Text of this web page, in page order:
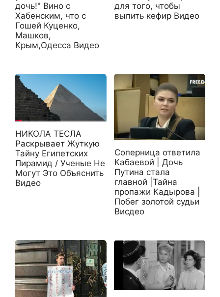
дочь!" Вино с
Хабенским, что с
Гошей Куценко,
Машков,
Крым,Одесса Видео
для того, чтобы
выпить кефир Видео
НИКОЛА ТЕСЛА
Раскрывает Жуткую
Тайну Египетских
Пирамид / Ученые Не
Могут Это Объяснить
Видео
Соперница ответила
Кабаевой | Дочь
Путина стала
главной |Тайна
пропажи Кадырова |
Побег золотой судьи
Висдео